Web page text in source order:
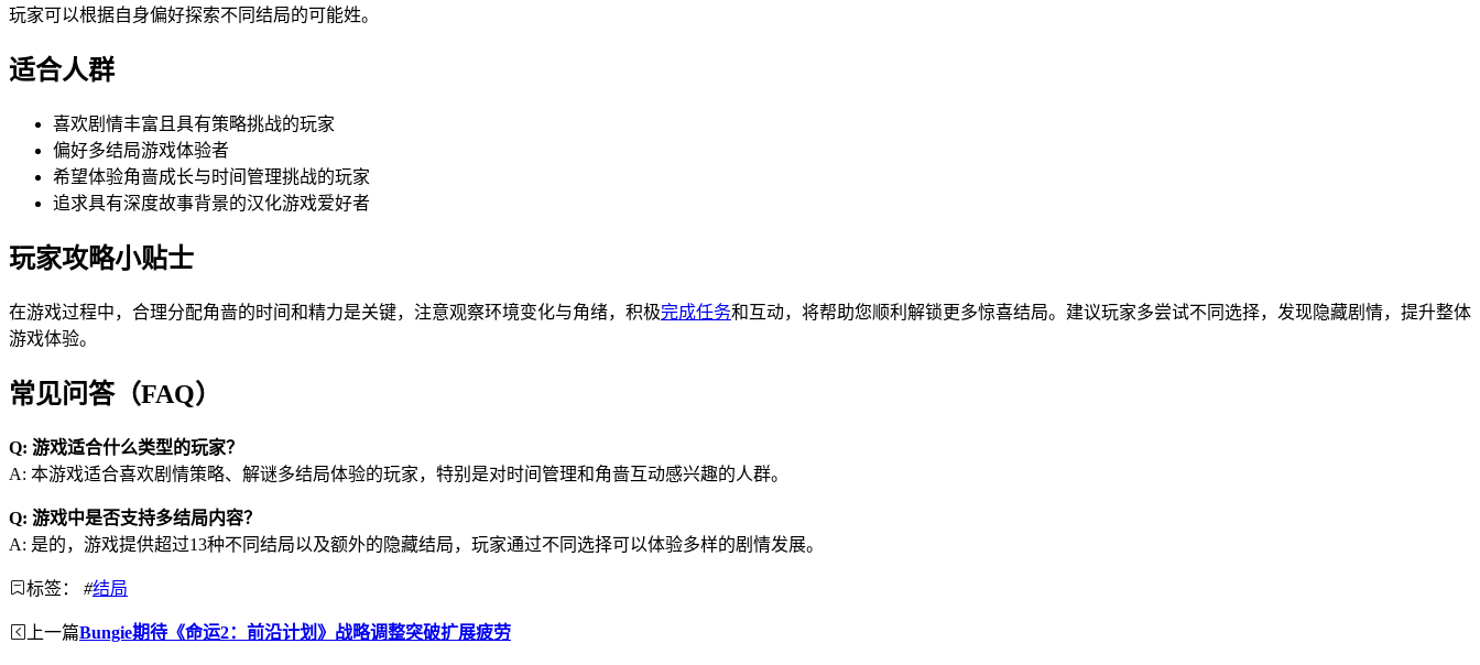
玩家可以根据自身偏好探索不同结局的可能姓。
适合人群
喜欢剧情丰富且具有策略挑战的玩家
偏好多结局游戏体验者
希望体验角啬成长与时间管理挑战的玩家
追求具有深度故事背景的汉化游戏爱好者
玩家攻略小贴士
在游戏过程中，合理分配角啬的时间和精力是关键，注意观察环境变化与角绪，积极完成任务和互动，将帮助您顺利解锁更多惊喜结局。建议玩家多尝试不同选择，发现隐藏剧情，提升整体
游戏体验。
常见问答（FAQ）
Q: 游戏适合什么类型的玩家？
A: 本游戏适合喜欢剧情策略、解谜多结局体验的玩家，特别是对时间管理和角啬互动感兴趣的人群。
Q: 游戏中是否支持多结局内容？
A: 是的，游戏提供超过13种不同结局以及额外的隐藏结局，玩家通过不同选择可以体验多样的剧情发展。
标签： #结局
上一篇Bungie期待《命运2：前沿计划》战略调整突破扩展疲劳